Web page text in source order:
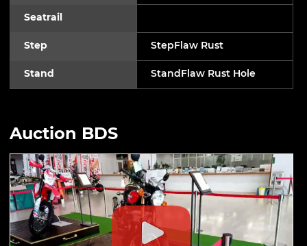
Seatrail
Step StepFlaw Rust
Stand StandFlaw Rust Hole
Auction BDS